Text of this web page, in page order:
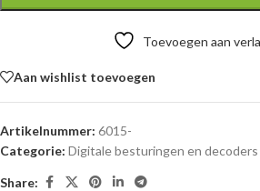
Toevoegen aan
Aan wishlist toevoegen
Artikelnummer: 6015-
Categorie: Digitale besturingen en decoders
Share: